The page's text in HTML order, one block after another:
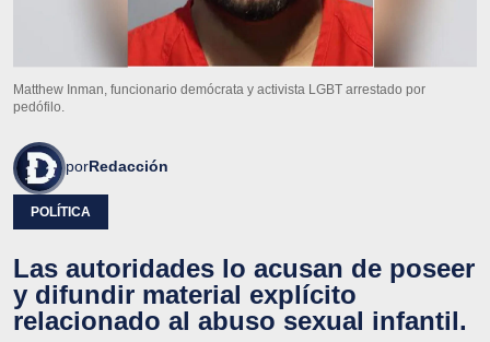
Matthew Inman, funcionario demócrata y activista LGBT arrestado por
pedófilo.
porRedacción
POLÍTICA
Las autoridades lo acusan de poseer
y difundir material explícito
relacionado al abuso sexual infantil.